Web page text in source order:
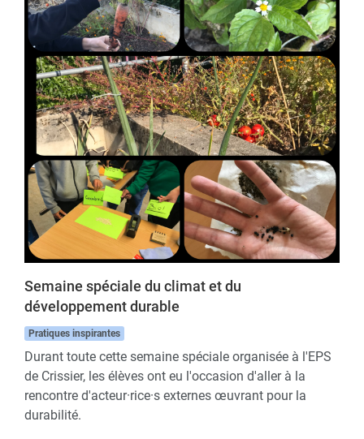
Semaine spéciale du climat et du
développement durable
Pratiques inspirantes
Durant toute cette semaine spéciale organisée à l'EPS
de Crissier, les élèves ont eu l'occasion d'aller à la
rencontre d'acteur·rice·s externes œuvrant pour la
durabilité.